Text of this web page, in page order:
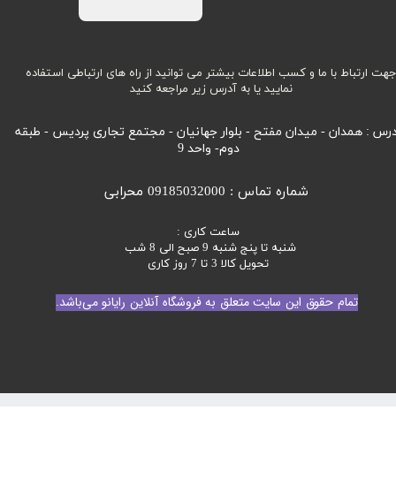
تمام حقوق این سایت متعلق به فروشگاه آنلاین رایانو می‌باشد.
جهت ارتباط با ما و کسب اطلاعات بیشتر می توانید از راه های ارتباطی استفاده
نمایید یا به آدرس زیر مراجعه کنید
: همدان - میدان مفتح - بلوار جهانیان - مجتمع تجاری پردیس - طبقه
دوم- واحد 9
ساعت کاری :
شنبه تا پنج شنبه 9 صبح الی 8 شب
تحویل کالا 3 تا 7 روز کاری
شماره تماس : 09185032000 محرابی